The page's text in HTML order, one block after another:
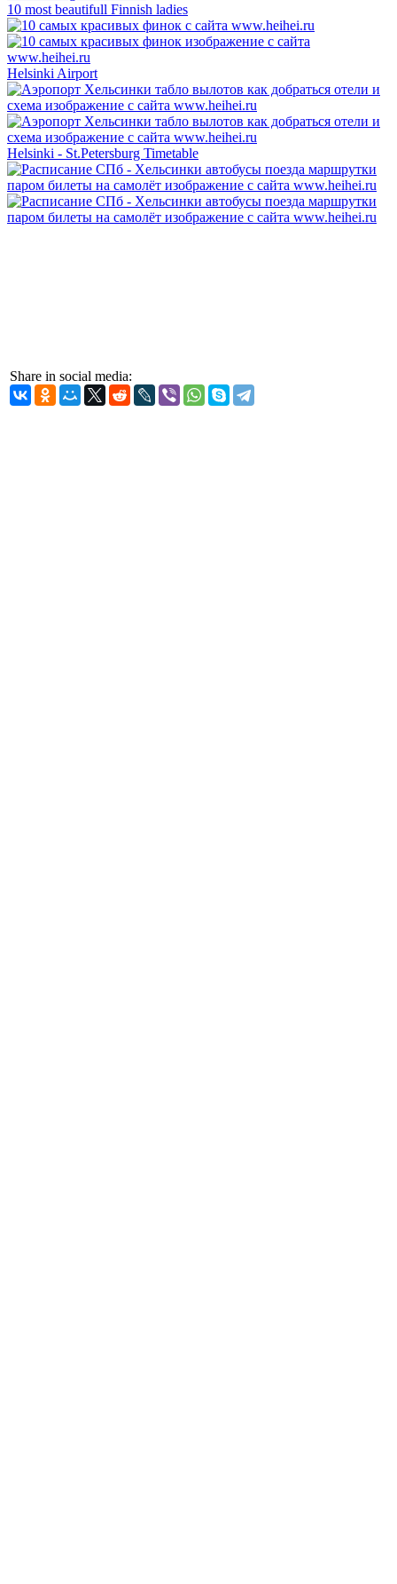
10 most beautifull Finnish ladies
Helsinki Airport
Helsinki - St.Petersburg Timetable
Share in social media: